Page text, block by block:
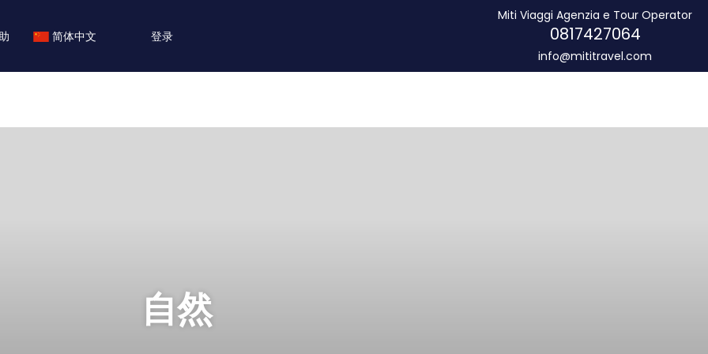
简体中文 登录
Miti Viaggi Agenzia e Tour Operator
0817427064
info@mititravel.com
自然